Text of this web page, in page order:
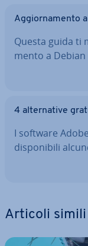
Ag­gior­na­men­to
Questa guida ti
men­to a
4 al­ter­na­ti­ve
I software
di­spo­ni­bi­li
Articoli simili